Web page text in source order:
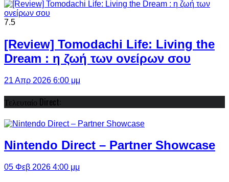
7.5
[Review] Tomodachi Life: Living the
Dream : η ζωή των ονείρων σου
21 Απρ 2026 6:00 μμ
Τελευταίο Direct:
Nintendo Direct – Partner Showcase
05 Φεβ 2026 4:00 μμ